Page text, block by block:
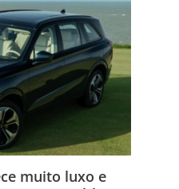
muito luxo e